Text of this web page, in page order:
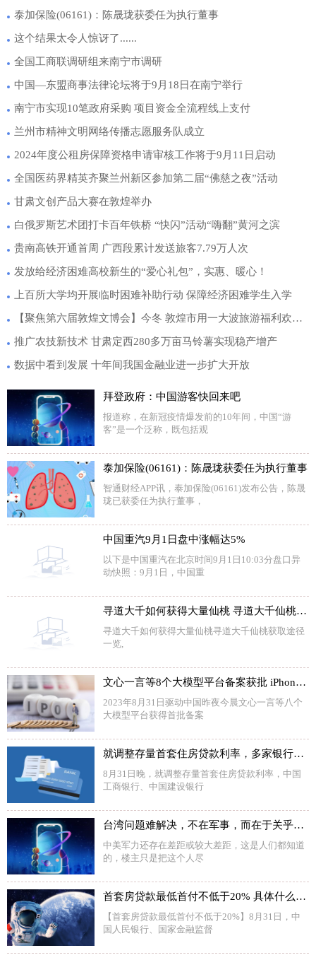
泰加保险(06161)：陈晟珑获委任为执行董事
这个结果太令人惊讶了......
全国工商联调研组来南宁市调研
中国—东盟商事法律论坛将于9月18日在南宁举行
南宁市实现10笔政府采购 项目资金全流程线上支付
兰州市精神文明网络传播志愿服务队成立
2024年度公租房保障资格申请审核工作将于9月11日启动
全国医药界精英齐聚兰州新区参加第二届“佛慈之夜”活动
甘肃文创产品大赛在敦煌举办
白俄罗斯艺术团打卡百年铁桥 “快闪”活动“嗨翻”黄河之滨
贵南高铁开通首周 广西段累计发送旅客7.79万人次
发放给经济困难高校新生的“爱心礼包”，实惠、暖心！
上百所大学均开展临时困难补助行动 保障经济困难学生入学
【聚焦第六届敦煌文博会】今冬 敦煌市用一大波旅游福利欢迎八方来宾
推广农技新技术 甘肃定西280多万亩马铃薯实现稳产增产
数据中看到发展 十年间我国金融业进一步扩大开放
拜登政府：中国游客快回来吧
报道称，在新冠疫情爆发前的10年间，中国“游
客”是一个泛称，既包括观
泰加保险(06161)：陈晟珑获委任为执行董事
智通财经APP讯，泰加保险(06161)发布公告，陈晟
珑已获委任为执行董事，
中国重汽9月1日盘中涨幅达5%
以下是中国重汽在北京时间9月1日10:03分盘口异
动快照：9月1日，中国重
寻道大千如何获得大量仙桃 寻道大千仙桃获取途径一览
寻道大千如何获得大量仙桃寻道大千仙桃获取途径
一览,
文心一言等8个大模型平台备案获批 iPhone15电池容量将显著提升
2023年8月31日驱动中国昨夜今晨文心一言等八个
大模型平台获得首批备案
就调整存量首套住房贷款利率，多家银行发布公告
8月31日晚，就调整存量首套住房贷款利率，中国
工商银行、中国建设银行
台湾问题难解决，不在军事，而在于关乎中美地缘政治势力消长
中美军力还存在差距或较大差距，这是人们都知道
的，楼主只是把这个人尽
首套房贷款最低首付不低于20% 具体什么情况？
【首套房贷款最低首付不低于20%】8月31日，中
国人民银行、国家金融监督